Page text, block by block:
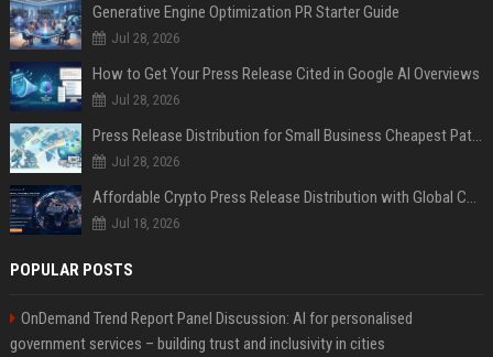
Generative Engine Optimization PR Starter Guide
Jul 28, 2026
How to Get Your Press Release Cited in Google AI Overviews
Jul 28, 2026
Press Release Distribution for Small Business Cheapest Path to Real Coverage
Jul 28, 2026
Affordable Crypto Press Release Distribution with Global Coverage
Jul 18, 2026
POPULAR POSTS
OnDemand Trend Report Panel Discussion: AI for personalised
government services – building trust and inclusivity in cities